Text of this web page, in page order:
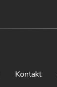
Kontakt